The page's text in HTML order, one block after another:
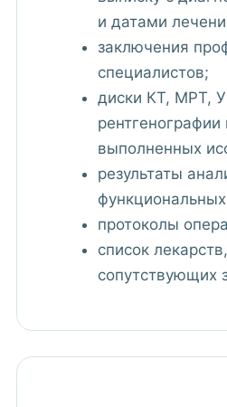
и датами
заключения
специалистов;
диски КТ, МРТ,
рентгенографии
выполненных
результаты
протоколы
список
сопутствующих